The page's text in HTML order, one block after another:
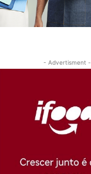
- Advertisment -